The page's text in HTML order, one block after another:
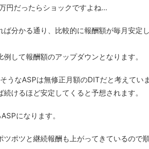
円だったらショックですよね…
分かる通り、比較的に報酬額が毎月安定
して報酬額のアップダウンとなります。
うなASPは無修正月額のDITだと考えていま
けるほど安定してくると予想されます。
になります。
ツポツと継続報酬も上がってきているので